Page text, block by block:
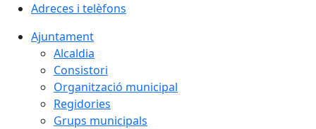
Adreces i telèfons
Ajuntament
Alcaldia
Consistori
Organització municipal
Regidories
Grups municipals